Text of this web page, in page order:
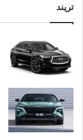
تريند